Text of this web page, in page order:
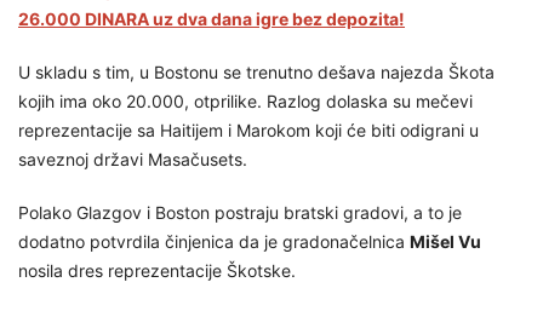
26.000 DINARA uz dva dana igre bez depozita!
U skladu s tim, u Bostonu se trenutno dešava najezda Škota
kojih ima oko 20.000, otprilike. Razlog dolaska su mečevi
reprezentacije sa Haitijem i Marokom koji će biti odigrani u
saveznoj državi Masačusets.
Polako Glazgov i Boston postraju bratski gradovi, a to je
dodatno potvrdila činjenica da je gradonačelnica Mišel Vu
nosila dres reprezentacije Škotske.